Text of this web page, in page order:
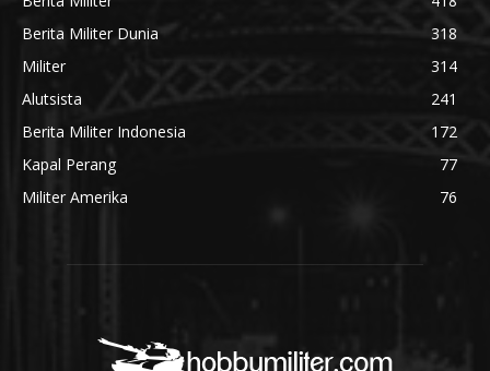
Berita Militer Dunia
318
Militer
314
Alutsista
241
Berita Militer Indonesia
172
Kapal Perang
77
Militer Amerika
76